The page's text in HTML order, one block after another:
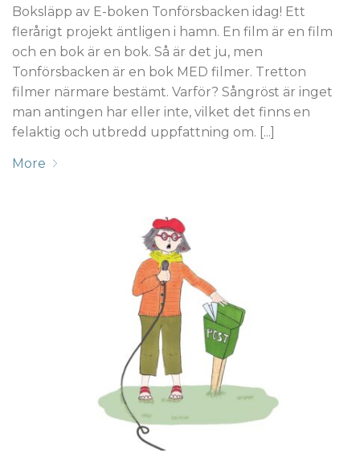
Boksläpp av E-boken Tonförsbacken idag! Ett
flerårigt projekt äntligen i hamn. En film är en film
och en bok är en bok. Så är det ju, men
Tonförsbacken är en bok MED filmer. Tretton
filmer närmare bestämt. Varför? Sångröst är inget
man antingen har eller inte, vilket det finns en
felaktig och utbredd uppfattning om. [...]
More